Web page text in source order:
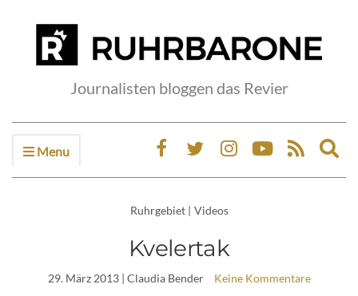
Journalisten bloggen das Revier
Menu
Ruhrgebiet | Videos
Kvelertak
29. März 2013| Claudia Bender Keine Kommentare